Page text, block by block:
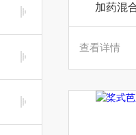
加药混
查看详情